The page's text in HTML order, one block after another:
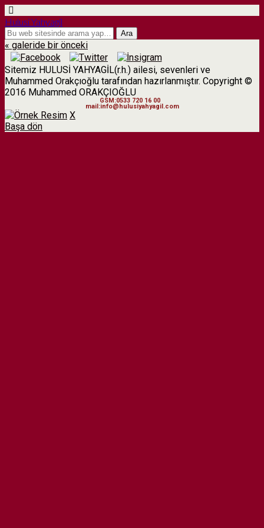
Hulusi Yahyagil
« galeride bir önceki
Sitemiz HULUSİ YAHYAGİL(r.h.) ailesi, sevenleri ve
Muhammed Orakçıoğlu tarafından hazırlanmıştır. Copyright ©
2016 Muhammed ORAKÇIOĞLU
GSM:0533 720 16 00
mail:info@hulusiyahyagil.com
X
Başa dön